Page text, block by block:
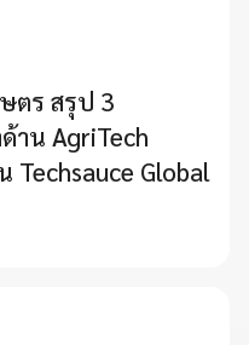
ตร สรุป 3
าน AgriTech
Techsauce Global